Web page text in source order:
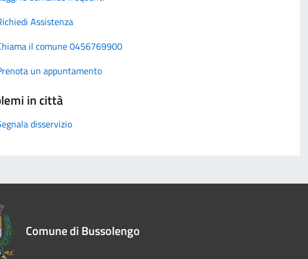
Assistenza
il comune 0456769900
un appuntamento
in città
disservizio
Comune di Bussolengo